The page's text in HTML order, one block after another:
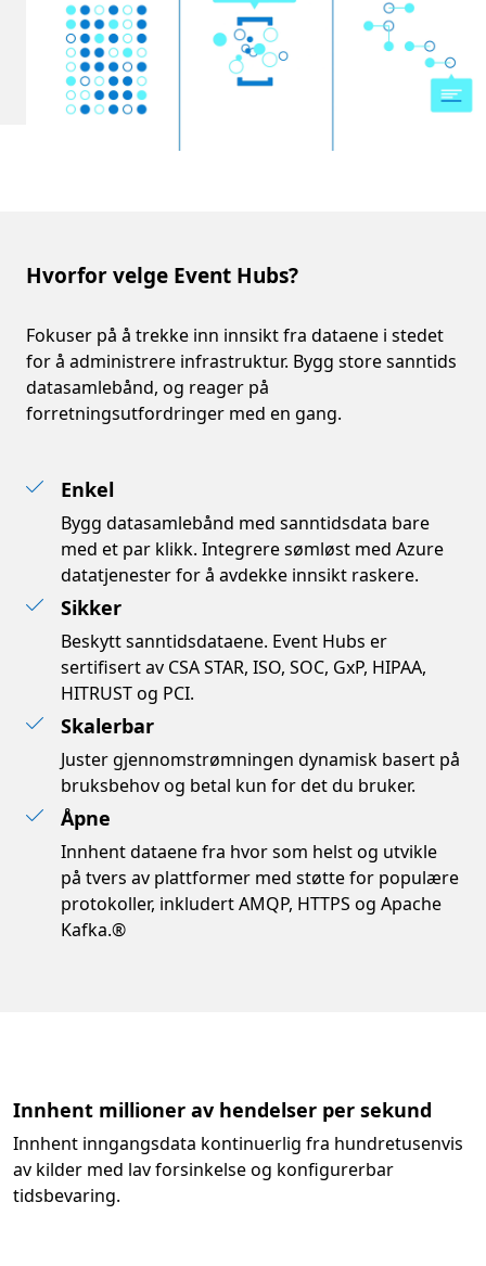
Hvorfor velge Event Hubs?
Hvorfor velge Event Hubs?
Fokuser på å trekke inn innsikt fra dataene i stedet
for å administrere infrastruktur. Bygg store sanntids
datasamlebånd, og reager på
forretningsutfordringer med en gang.
Enkel
Bygg datasamlebånd med sanntidsdata bare
med et par klikk. Integrere sømløst med Azure
datatjenester for å avdekke innsikt raskere.
Sikker
Beskytt sanntidsdataene. Event Hubs er
sertifisert av CSA STAR, ISO, SOC, GxP, HIPAA,
HITRUST og PCI.
Skalerbar
Juster gjennomstrømningen dynamisk basert på
bruksbehov og betal kun for det du bruker.
Åpne
Innhent dataene fra hvor som helst og utvikle
på tvers av plattformer med støtte for populære
protokoller, inkludert AMQP, HTTPS og Apache
Kafka.®
Innhent millioner av hendelser per sekund
Innhent inngangsdata kontinuerlig fra hundretusenvis
av kilder med lav forsinkelse og konfigurerbar
tidsbevaring.